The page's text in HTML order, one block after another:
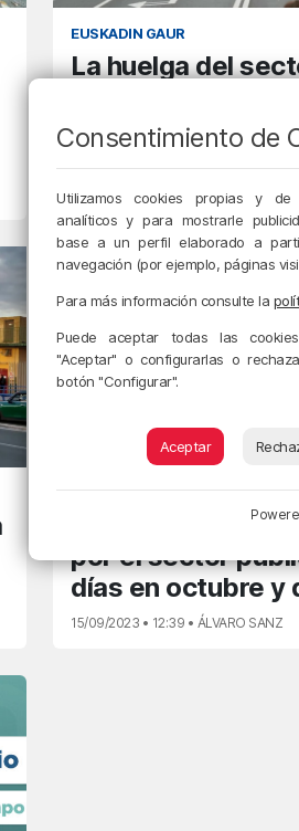
EUSKADIN GAUR
La huelga del
25/10/2023 • 14:59 • JON MIKEL
EUSKADIN GAUR
Sindicatos se
por el sector
días en octubre y
15/09/2023 • 12:39 • ÁLVARO SANZ
Consentimiento de
Utilizamos cookies propias y
analíticos y para mostrarle
base a un perfil elaborado a
navegación (por ejemplo, páginas
Para más información consulte la
Puede aceptar todas las
"Aceptar" o configurarlas o
botón "Configurar".
Aceptar